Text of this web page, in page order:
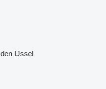
IJssel